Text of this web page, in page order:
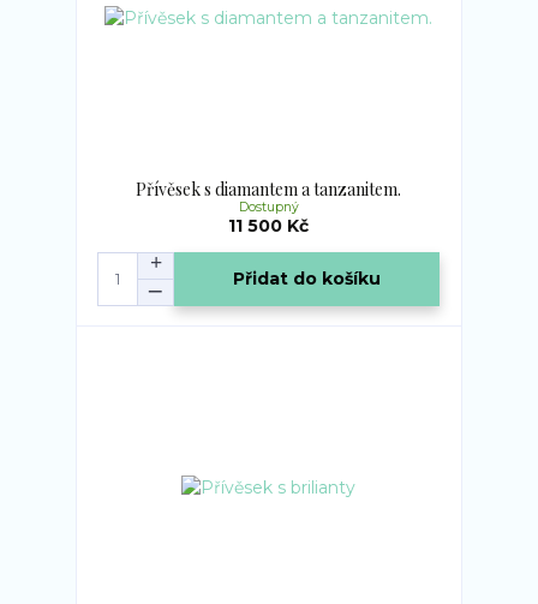
Přívěsek s diamantem a tanzanitem.
11 500 Kč
Dostupný
Přidat do košíku